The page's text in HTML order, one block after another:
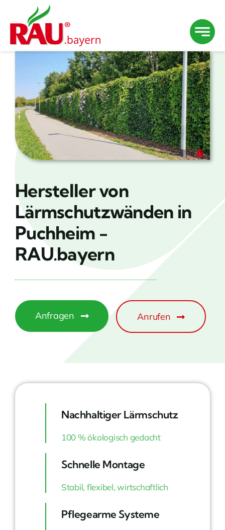
springen
Hersteller von
Lärmschutzwänden in
Puchheim -
RAU.bayern
Anfragen Anrufen
Nachhaltiger Lärmschutz
100 % ökologisch gedacht
Schnelle Montage
Stabil, flexibel, wirtschaftlich
Pflegearme Systeme